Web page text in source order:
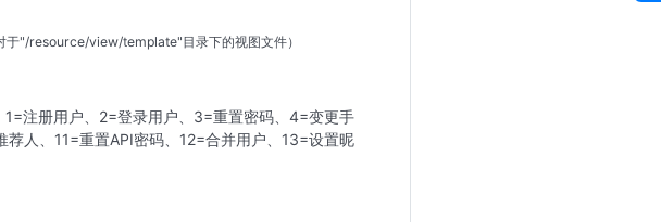
于"/resource/view/template"目录下的视图文件）
注册用户、2=登录用户、3=重置密码、4=变更手
人、11=重置API密码、12=合并用户、13=设置昵